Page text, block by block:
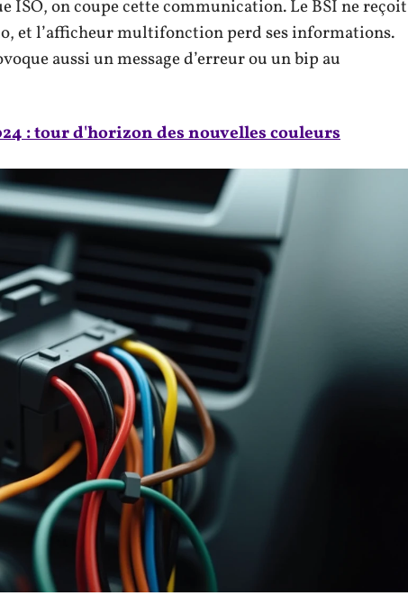
ISO, on coupe cette communication. Le BSI ne reçoit
et l’afficheur multifonction perd ses informations.
aussi un message d’erreur ou un bip au
: tour d'horizon des nouvelles couleurs